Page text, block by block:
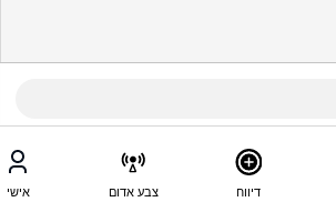
דיווח צבע אדום אישי